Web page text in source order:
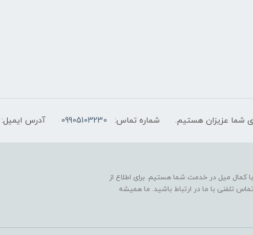
شماره تماس: 09905103230 آدرس ایمیل:
کمال میل در خدمت شما هستیم. برای اطلاع از
تلفنی با ما در ارتباط باشید. ما همیشه